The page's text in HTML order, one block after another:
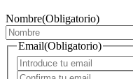
Nombre(Obligatorio)
Email(Obligatorio)